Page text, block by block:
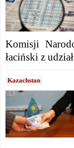
Komisji
łaciński z
Kazachstan